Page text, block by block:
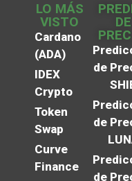
LO MÁS
VISTO
Cardano
(ADA)
IDEX
Crypto
Token
Swap
Curve
Finance
DE
de
de
de